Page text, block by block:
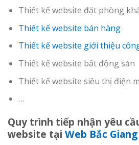
Thiết kế website đặt phòng
Thiết kế website bán hàng
Thiết kế website giới thiệu
Thiết kế website bất động sản
Thiết kế website siêu thị điện
…
Quy trình tiếp nhận yêu
website tại Web Bắc Giang